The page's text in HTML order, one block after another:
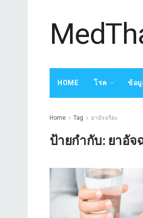
HOME โรค ข้อมู
Home Tag ยาอัจฉริยะ
ป้ายกำกับ: ยาอัจ